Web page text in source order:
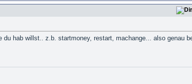
du hab willst.. z.b. startmoney, restart, machange... also genau